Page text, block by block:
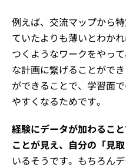
例えば、交流マップから
ていたよりも薄いとわか
つくようなワークをやっ
な計画に繋げることがで
ができることで、学習面
やすくなるためです。
経験にデータが加わるこ
ことが見え、自分の「見
いるそうです。もちろん